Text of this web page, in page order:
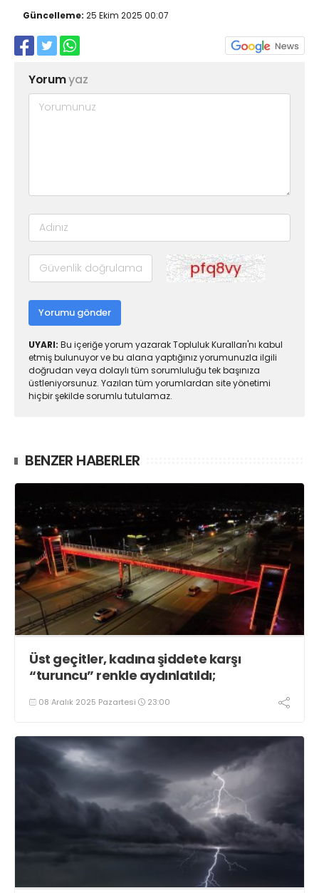
Güncelleme: 25 Ekim 2025 00:07
Yorumyaz
Yorumu gönder
UYARI: Bu içeriğe yorum yazarak Topluluk Kuralları'nı kabul
etmiş bulunuyor ve bu alana yaptığınız yorumunuzla ilgili
doğrudan veya dolaylı tüm sorumluluğu tek başınıza
üstleniyorsunuz. Yazılan tüm yorumlardan site yönetimi
hiçbir şekilde sorumlu tutulamaz.
BENZER HABERLER
Üst geçitler, kadına şiddete karşı
“turuncu” renkle aydınlatıldı;
08 Aralık 2025 Pazartesi 23:00